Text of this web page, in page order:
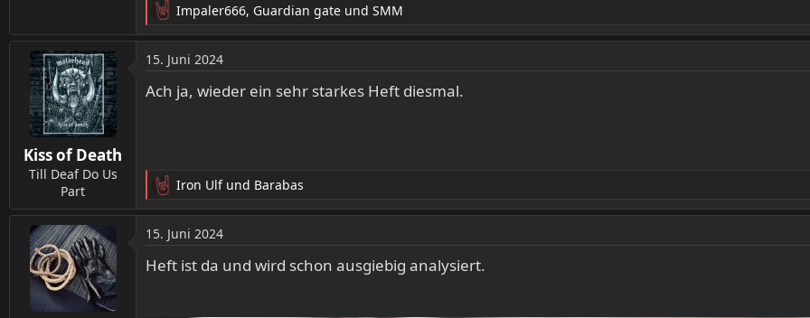
R
e
a
k
t
Impaler666, Guardian gate und SMM
Kiss of Death
Till Deaf Do Us
Part
15. Juni 2024
Ach ja, wieder ein sehr starkes Heft diesmal.
R
e
a
k
t
Iron Ulfund Barabas
15. Juni 2024
Heft ist da und wird schon ausgiebig analysiert.